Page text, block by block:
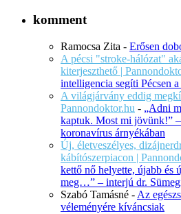
komment
Ramocsa Zita - Erősen
A pécsi "stroke-hálózat"
kiterjeszthető |
intelligencia segíti Pécsen
A világjárvány eddig
Pannondoktor.hu - „Adni
kaptuk. Most mi jövünk!”
koronavírus árnyékában
Új, életveszélyes,
kábítószerpiacon |
kettő nő helyette, újabb és
meg…” – interjú dr.
Szabó Tamásné - Az
véleményére kíváncsiak